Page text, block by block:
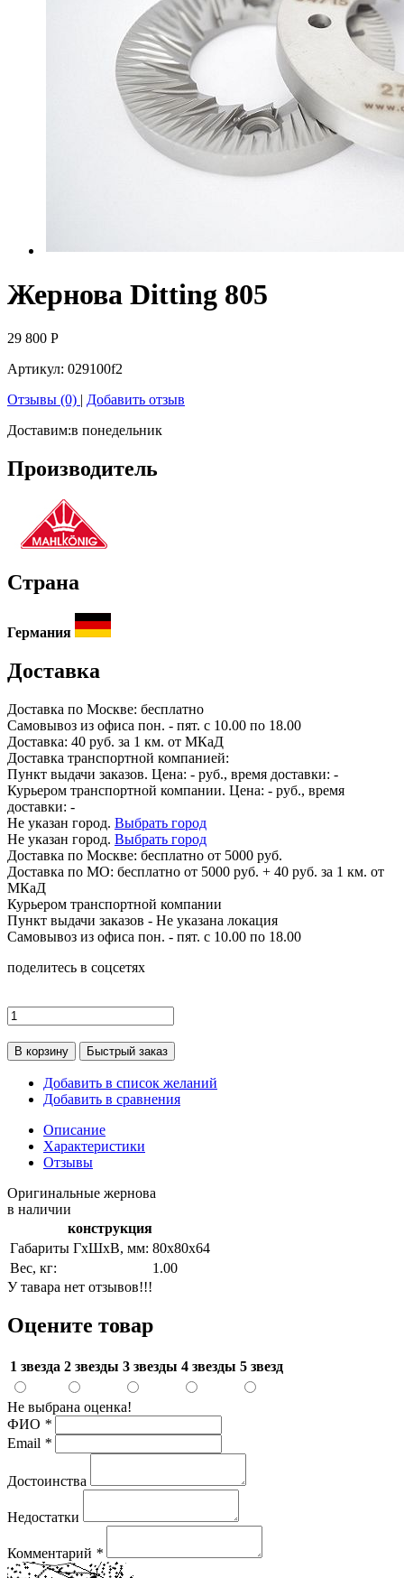
Жернова Ditting 805
29 800 Р
Артикул: 029100f2
Отзывы (0) | Добавить отзыв
Доставим:в понедельник
Производитель
Страна
Германия
Доставка
Доставка по Москве: бесплатно
Самовывоз из офиса пон. - пят. с 10.00 по 18.00
Доставка: 40 руб. за 1 км. от МКаД
Доставка транспортной компанией:
Пункт выдачи заказов. Цена: - руб., время доставки: -
Курьером транспортной компании. Цена: - руб., время
доставки: -
Не указан город. Выбрать город
Не указан город. Выбрать город
Доставка по Москве: бесплатно от 5000 руб.
Доставка по МО: бесплатно от 5000 руб. + 40 руб. за 1 км. от
МКаД
Курьером транспортной компании
Пункт выдачи заказов - Не указана локация
Самовывоз из офиса пон. - пят. с 10.00 по 18.00
поделитесь в соцсетях
В корзину Быстрый заказ
Добавить в список желаний
Добавить в сравнения
Описание
Характеристики
Отзывы
Оригинальные жернова
в наличии
конструкция
Габариты ГхШхВ, мм: 80х80х64
Вес, кг:
1.00
У тавара нет отзывов!!!
Оцените товар
1 звезда 2 звезды 3 звезды 4 звезды 5 звезд
Не выбрана оценка!
ФИО *
Email *
Достоинства
Недостатки
Комментарий *